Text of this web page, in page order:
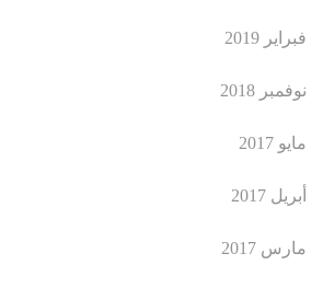
فبراير 2019
نوفمبر 2018
مايو 2017
أبريل 2017
مارس 2017